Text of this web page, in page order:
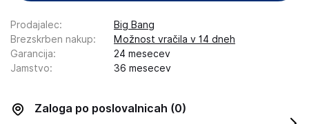
Prodajalec:
Big Bang
Brezskrben nakup:
Možnost vračila v 14 dneh
Garancija:
24 mesecev
Jamstvo: 36 mesecev
Zaloga po poslovalnicah (0)